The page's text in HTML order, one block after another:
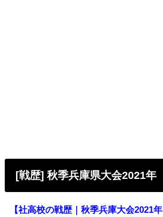
[戦歴] 秋季兵庫県大会2021年
【社高校の戦歴｜秋季兵庫大会2021年